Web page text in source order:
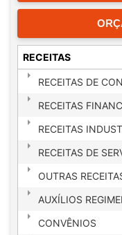
RECEITAS
RECEITAS DE
RECEITAS
RECEITAS
RECEITAS DE
OUTRAS
AUXÍLIOS
CONVÊNIOS